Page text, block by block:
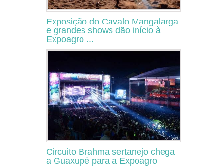
Exposição do Cavalo Mangalarga
e grandes shows dão início à
Expoagro ...
Circuito Brahma sertanejo chega
a Guaxupé para a Expoagro